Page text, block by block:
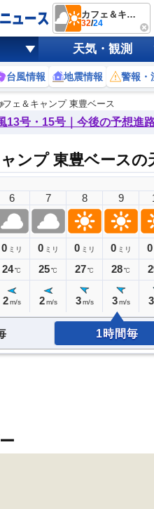
カフェ＆キャンプ 東豊ベース
32/24
天気・観測
台風情報 地震情報 警報・
フェ＆キャンプ 東豊ベース
13号・15号｜今後の予想進
ンプ 東豊ベースの
6
0 ミリ
24℃
2 m/s
7
0 ミリ
25℃
2 m/s
8
0 ミリ
27℃
3 m/s
9
0 ミリ
28℃
3 m/s
0
3
1時間毎